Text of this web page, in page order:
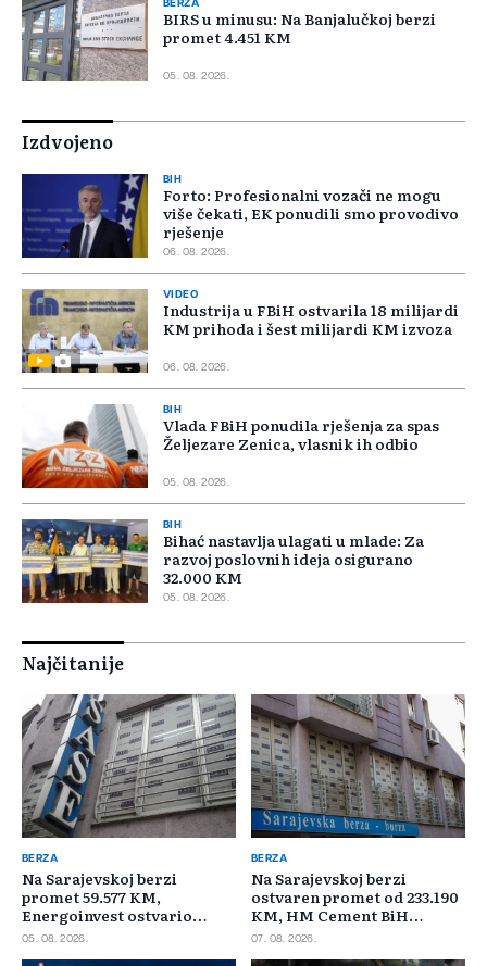
BERZA
BIRS u minusu: Na Banjalučkoj berzi
promet 4.451 KM
05. 08. 2026.
Izdvojeno
BIH
Forto: Profesionalni vozači ne mogu
više čekati, EK ponudili smo provodivo
rješenje
06. 08. 2026.
VIDEO
Industrija u FBiH ostvarila 18 milijardi
KM prihoda i šest milijardi KM izvoza
06. 08. 2026.
BIH
Vlada FBiH ponudila rješenja za spas
Željezare Zenica, vlasnik ih odbio
05. 08. 2026.
BIH
Bihać nastavlja ulagati u mlade: Za
razvoj poslovnih ideja osigurano
32.000 KM
05. 08. 2026.
Najčitanije
BERZA
Na Sarajevskoj berzi
promet 59.577 KM,
Energoinvest ostvario
najveći promet
05. 08. 2026.
BERZA
Na Sarajevskoj berzi
ostvaren promet od 233.190
KM, HM Cement BiH
najtrgovaniji
07. 08. 2026.